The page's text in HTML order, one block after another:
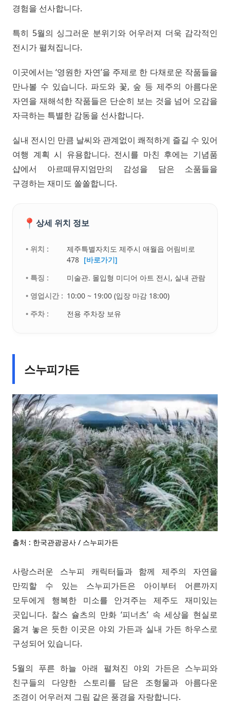
경험을 선사합니다.
특히 5월의 싱그러운 분위기와 어우러져 더욱 감각적인
전시가 펼쳐집니다.
이곳에서는 ‘영원한 자연’을 주제로 한 다채로운 작품들을
만나볼 수 있습니다. 파도와 꽃, 숲 등 제주의 아름다운
자연을 재해석한 작품들은 단순히 보는 것을 넘어 오감을
자극하는 특별한 감동을 선사합니다.
실내 전시인 만큼 날씨와 관계없이 쾌적하게 즐길 수 있어
여행 계획 시 유용합니다. 전시를 마친 후에는 기념품
샵에서 아르떼뮤지엄만의 감성을 담은 소품들을
구경하는 재미도 쏠쏠합니다.
📍 상세 위치 정보
• 위치 :
제주특별자치도 제주시 애월읍 어림비로
478 [바로가기]
• 특징 :
미술관. 몰입형 미디어 아트 전시, 실내 관람
• 영업시간 : 10:00 ~ 19:00 (입장 마감 18:00)
• 주차 :
전용 주차장 보유
스누피가든
출처 : 한국관광공사 / 스누피가든
사랑스러운 스누피 캐릭터들과 함께 제주의 자연을
만끽할 수 있는 스누피가든은 아이부터 어른까지
모두에게 행복한 미소를 안겨주는 제주도 재미있는
곳입니다. 찰스 슐츠의 만화 ‘피너츠’ 속 세상을 현실로
옮겨 놓은 듯한 이곳은 야외 가든과 실내 가든 하우스로
구성되어 있습니다.
5월의 푸른 하늘 아래 펼쳐진 야외 가든은 스누피와
친구들의 다양한 스토리를 담은 조형물과 아름다운
조경이 어우러져 그림 같은 풍경을 자랑합니다.